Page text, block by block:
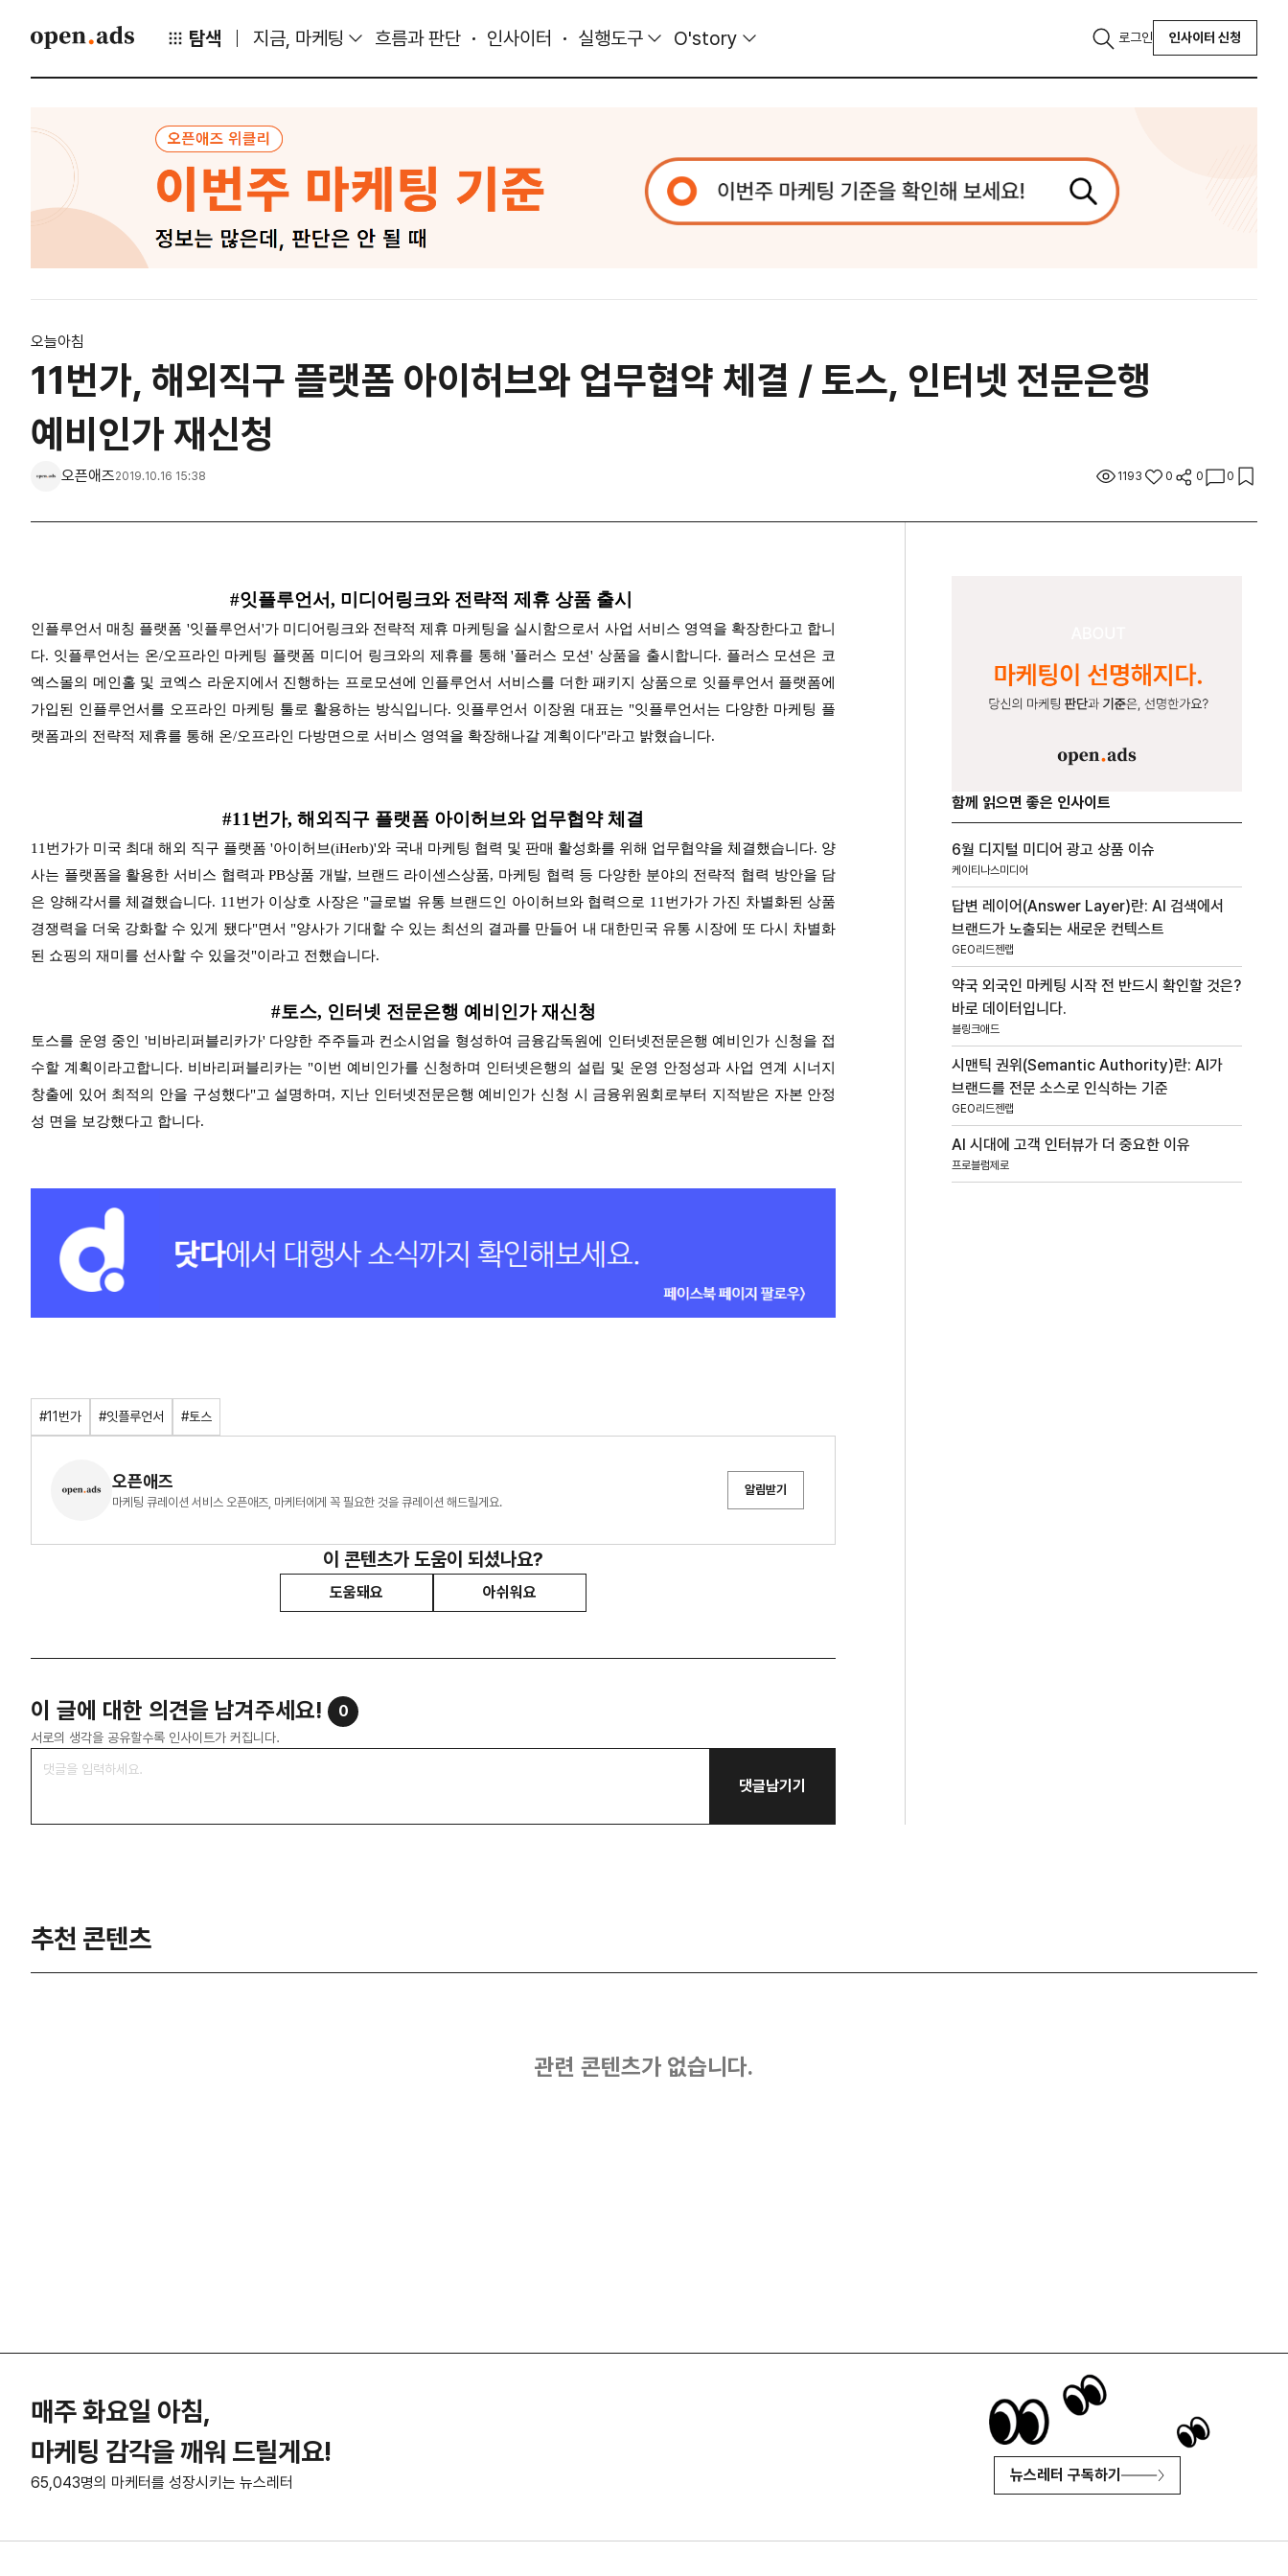
탐색 지금, 마케팅 흐름과 판단 인사이터 실행도구 O'story 로그인 인사이터 신청
오늘아침
11번가, 해외직구 플랫폼 아이허브와 업무협약 체결 / 토스, 인터넷 전문은행
예비인가 재신청
오픈애즈2019.10.16 15:38 1193 0 0 0
#잇플루언서, 미디어링크와 전략적 제휴 상품 출시
인플루언서 매칭 플랫폼 '잇플루언서'가 미디어링크와 전략적 제휴 마케팅을 실시함으로서 사업 서비스 영역을 확장한다고 합니
다. 잇플루언서는 온/오프라인 마케팅 플랫폼 미디어 링크와의 제휴를 통해 '플러스 모션' 상품을 출시합니다. 플러스 모션은 코
엑스몰의 메인홀 및 코엑스 라운지에서 진행하는 프로모션에 인플루언서 서비스를 더한 패키지 상품으로 잇플루언서 플랫폼에
가입된 인플루언서를 오프라인 마케팅 툴로 활용하는 방식입니다. 잇플루언서 이장원 대표는 "잇플루언서는 다양한 마케팅 플
랫폼과의 전략적 제휴를 통해 온/오프라인 다방면으로 서비스 영역을 확장해나갈 계획이다"라고 밝혔습니다.
#11번가, 해외직구 플랫폼 아이허브와 업무협약 체결
11번가가 미국 최대 해외 직구 플랫폼 '아이허브(iHerb)'와 국내 마케팅 협력 및 판매 활성화를 위해 업무협약을 체결했습니다. 양
사는 플랫폼을 활용한 서비스 협력과 PB상품 개발, 브랜드 라이센스상품, 마케팅 협력 등 다양한 분야의 전략적 협력 방안을 담
은 양해각서를 체결했습니다. 11번가 이상호 사장은 "글로벌 유통 브랜드인 아이허브와 협력으로 11번가가 가진 차별화된 상품
경쟁력을 더욱 강화할 수 있게 됐다"면서 "양사가 기대할 수 있는 최선의 결과를 만들어 내 대한민국 유통 시장에 또 다시 차별화
된 쇼핑의 재미를 선사할 수 있을것"이라고 전했습니다.
#토스, 인터넷 전문은행 예비인가 재신청
토스를 운영 중인 '비바리퍼블리카가' 다양한 주주들과 컨소시엄을 형성하여 금융감독원에 인터넷전문은행 예비인가 신청을 접
수할 계획이라고합니다. 비바리퍼블리카는 "이번 예비인가를 신청하며 인터넷은행의 설립 및 운영 안정성과 사업 연계 시너지
창출에 있어 최적의 안을 구성했다"고 설명하며, 지난 인터넷전문은행예비인가 신청 시 금융위원회로부터 지적받은 자본 안정
성 면을 보강했다고 합니다.
#11번가 #잇플루언서 #토스
오픈애즈
마케팅 큐레이션 서비스 오픈애즈, 마케터에게 꼭 필요한 것을 큐레이션 해드릴게요.
알림받기
이 콘텐츠가 도움이 되셨나요?
도움돼요 아쉬워요
이 글에 대한 의견을 남겨주세요! 0
서로의 생각을 공유할수록 인사이트가 커집니다.
댓글남기기
함께 읽으면 좋은 인사이트
6월 디지털 미디어 광고 상품 이슈
케이티나스미디어
답변 레이어(Answer Layer)란: AI 검색에서
브랜드가 노출되는 새로운 컨텍스트
GEO리드젠랩
약국 외국인 마케팅 시작 전 반드시 확인할 것은?
바로 데이터입니다.
블링크애드
시맨틱 권위(Semantic Authority)란: AI가
브랜드를 전문 소스로 인식하는 기준
GEO리드젠랩
AI 시대에 고객 인터뷰가 더 중요한 이유
프로블럼제로
추천 콘텐츠
관련 콘텐츠가 없습니다.
매주 화요일 아침,
마케팅 감각을 깨워 드릴게요!
65,043명의 마케터를 성장시키는 뉴스레터 뉴스레터 구독하기